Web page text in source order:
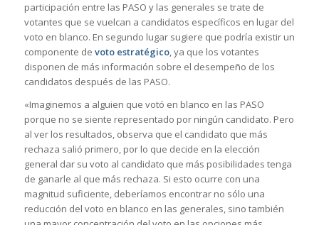
participación entre las PASO y las generales se trate de
votantes que se vuelcan a candidatos específicos en lugar del
voto en blanco. En segundo lugar sugiere que podría existir un
componente de voto estratégico, ya que los votantes
disponen de más información sobre el desempeño de los
candidatos después de las PASO.
«Imaginemos a alguien que votó en blanco en las PASO
porque no se siente representado por ningún candidato. Pero
al ver los resultados, observa que el candidato que más
rechaza salió primero, por lo que decide en la elección
general dar su voto al candidato que más posibilidades tenga
de ganarle al que más rechaza. Si esto ocurre con una
magnitud suficiente, deberíamos encontrar no sólo una
reducción del voto en blanco en las generales, sino también